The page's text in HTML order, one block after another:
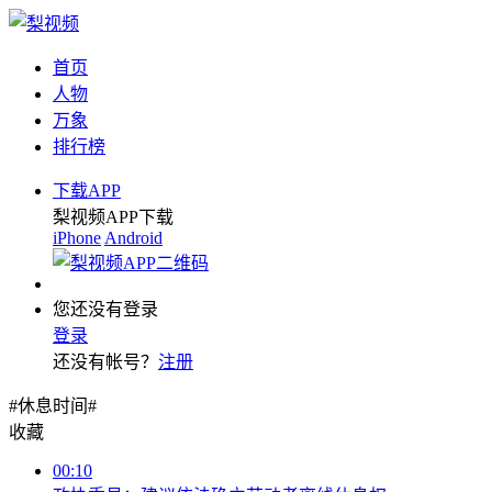
首页
人物
万象
排行榜
下载APP
梨视频APP下载
iPhone Android
您还没有登录
登录
还没有帐号？ 注册
#休息时间#
收藏
00:10